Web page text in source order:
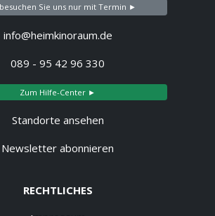
Sie uns nur mit Termin ►
info@heimkinoraum.de
089 - 95 42 96 330
Zum Hilfe-Center ►
Standorte ansehen
Newsletter abonnieren
RECHTLICHES